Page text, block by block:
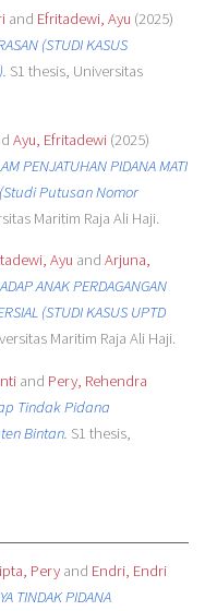
and Efritadewi, Ayu (2025)
(STUDI KASUS
S1 thesis, Universitas
Ayu, Efritadewi(2025)
PENJATUHAN PIDANA MATI
(Studi Putusan Nomor
Maritim Raja Ali Haji.
Ayu and Arjuna,
ANAK PERDAGANGAN
(STUDI KASUS UPTD
Maritim Raja Ali Haji.
and Pery, Rehendra
Tindak Pidana
Bintan. S1 thesis,
Peryand Endri, Endri
TINDAK PIDANA